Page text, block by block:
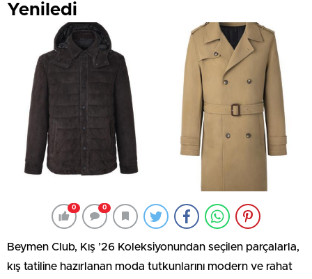
Yeniledi
0 0
Beymen Club, Kış ’26 Koleksiyonundan seçilen parçalarla,
kış tatiline hazırlanan moda tutkunlarını modern ve rahat